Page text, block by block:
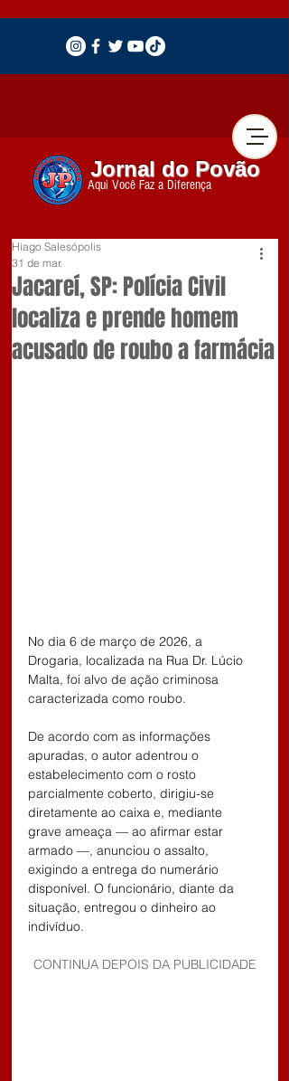
Jornal do Povão
Aqui Você Faz a Diferença
Jacareí, SP: Polícia Civil
localiza e prende homem
acusado de roubo a farmácia
Hiago Salesópolis
31 de mar.
No dia 6 de março de 2026, a
Drogaria, localizada na Rua Dr. Lúcio
Malta, foi alvo de ação criminosa
caracterizada como roubo.
De acordo com as informações
apuradas, o autor adentrou o
estabelecimento com o rosto
parcialmente coberto, dirigiu-se
diretamente ao caixa e, mediante
grave ameaça — ao afirmar estar
armado —, anunciou o assalto,
exigindo a entrega do numerário
disponível. O funcionário, diante da
situação, entregou o dinheiro ao
indivíduo.
CONTINUA DEPOIS DA PUBLICIDADE